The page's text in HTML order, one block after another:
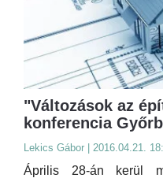
"Változások az
konferencia
Lekics Gábor | 2016.04.21.
Április 28-án kerül